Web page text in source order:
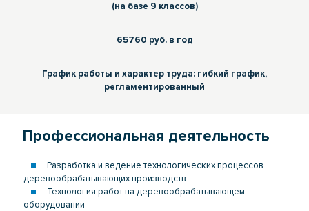
(на базе 9 классов)
65760 руб. в год
График работы и характер труда: гибкий график,
регламентированный
Профессиональная деятельность
Разработка и ведение технологических процессов
деревообрабатывающих производств
Технология работ на деревообрабатывающем
оборудовании